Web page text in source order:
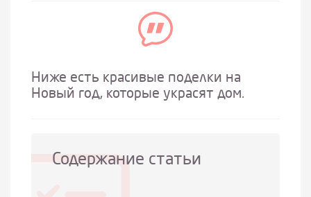
Ниже есть красивые поделки на
Новый год, которые украсят дом.
Содержание статьи